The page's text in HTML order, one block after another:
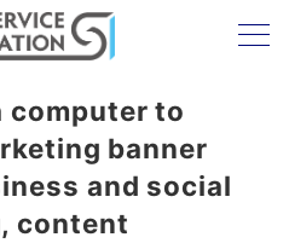
computer to
banner
and social
content